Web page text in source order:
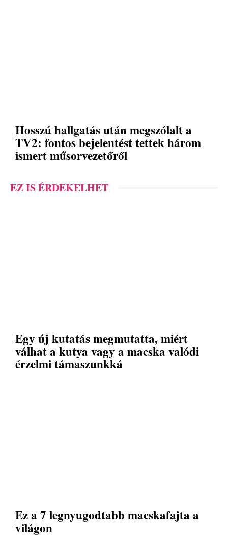
Hosszú hallgatás után megszólalt a
TV2: fontos bejelentést tettek három
ismert műsorvezetőről
EZ IS ÉRDEKELHET
Egy új kutatás megmutatta, miért
válhat a kutya vagy a macska valódi
érzelmi támaszunkká
Ez a 7 legnyugodtabb macskafajta a
világon